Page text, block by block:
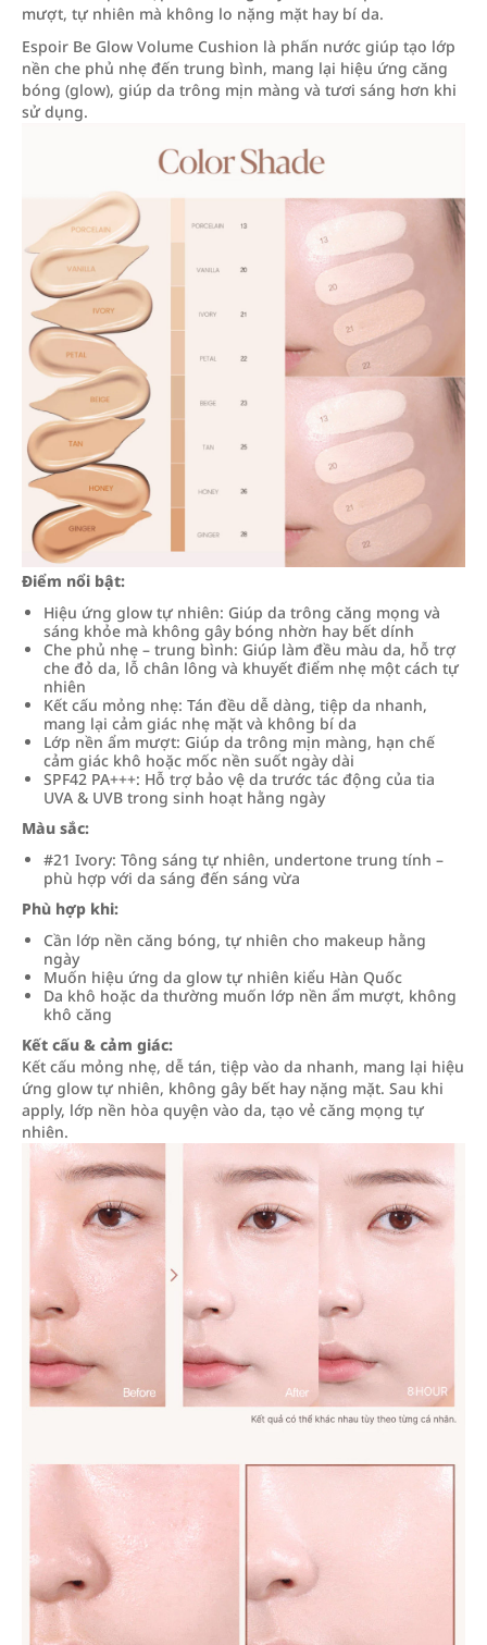
mượt, tự nhiên mà không lo nặng mặt hay bí da.
Espoir Be Glow Volume Cushion là phấn nước giúp tạo lớp
nền che phủ nhẹ đến trung bình, mang lại hiệu ứng căng
bóng (glow), giúp da trông mịn màng và tươi sáng hơn khi
sử dụng.
Điểm nổi bật:
Hiệu ứng glow tự nhiên: Giúp da trông căng mọng và
sáng khỏe mà không gây bóng nhờn hay bết dính
Che phủ nhẹ – trung bình: Giúp làm đều màu da, hỗ trợ
che đỏ da, lỗ chân lông và khuyết điểm nhẹ một cách tự
nhiên
Kết cấu mỏng nhẹ: Tán đều dễ dàng, tiệp da nhanh,
mang lại cảm giác nhẹ mặt và không bí da
Lớp nền ẩm mượt: Giúp da trông mịn màng, hạn chế
cảm giác khô hoặc mốc nền suốt ngày dài
SPF42 PA+++: Hỗ trợ bảo vệ da trước tác động của tia
UVA & UVB trong sinh hoạt hằng ngày
Màu sắc:
#21 Ivory: Tông sáng tự nhiên, undertone trung tính –
phù hợp với da sáng đến sáng vừa
Phù hợp khi:
Cần lớp nền căng bóng, tự nhiên cho makeup hằng
ngày
Muốn hiệu ứng da glow tự nhiên kiểu Hàn Quốc
Da khô hoặc da thường muốn lớp nền ẩm mượt, không
khô căng
Kết cấu & cảm giác:
Kết cấu mỏng nhẹ, dễ tán, tiệp vào da nhanh, mang lại hiệu
ứng glow tự nhiên, không gây bết hay nặng mặt. Sau khi
apply, lớp nền hòa quyện vào da, tạo vẻ căng mọng tự
nhiên.